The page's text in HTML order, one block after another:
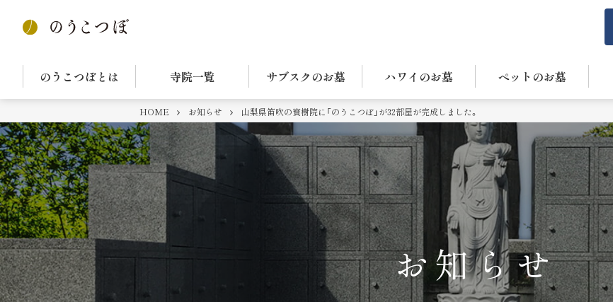
のうこつぼとは 寺院一覧 サブスクのお墓 ハワイのお墓 ペットのお墓
HOME お知らせ 山梨県笛吹の寳樹院に「のうこつぼ」が32部屋が完成しました。
お知らせ